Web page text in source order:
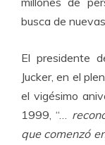
busca de
El presidente
Jucker, en el
el vigésimo
1999, “…
que comenzó